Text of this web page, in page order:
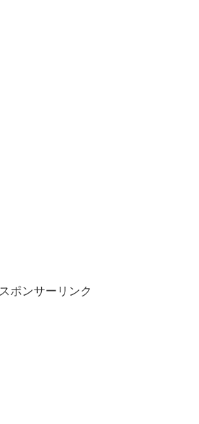
スポンサーリンク